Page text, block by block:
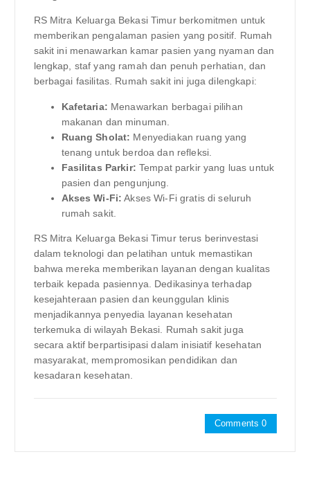
RS Mitra Keluarga Bekasi Timur berkomitmen untuk
memberikan pengalaman pasien yang positif. Rumah
sakit ini menawarkan kamar pasien yang nyaman dan
lengkap, staf yang ramah dan penuh perhatian, dan
berbagai fasilitas. Rumah sakit ini juga dilengkapi:
Kafetaria: Menawarkan berbagai pilihan
makanan dan minuman.
Ruang Sholat: Menyediakan ruang yang
tenang untuk berdoa dan refleksi.
Fasilitas Parkir: Tempat parkir yang luas untuk
pasien dan pengunjung.
Akses Wi-Fi: Akses Wi-Fi gratis di seluruh
rumah sakit.
RS Mitra Keluarga Bekasi Timur terus berinvestasi
dalam teknologi dan pelatihan untuk memastikan
bahwa mereka memberikan layanan dengan kualitas
terbaik kepada pasiennya. Dedikasinya terhadap
kesejahteraan pasien dan keunggulan klinis
menjadikannya penyedia layanan kesehatan
terkemuka di wilayah Bekasi. Rumah sakit juga
secara aktif berpartisipasi dalam inisiatif kesehatan
masyarakat, mempromosikan pendidikan dan
kesadaran kesehatan.
Comments 0